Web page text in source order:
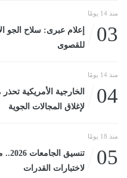
منذ 14 يومًا
03
إعلام عبرى: سلاح الجو
للقصوى
منذ 14 يومًا
04
الخارجية الأمريكية
لإغلاق المجالات الجوية
منذ 18 يومًا
05
لاختبارات القدرات